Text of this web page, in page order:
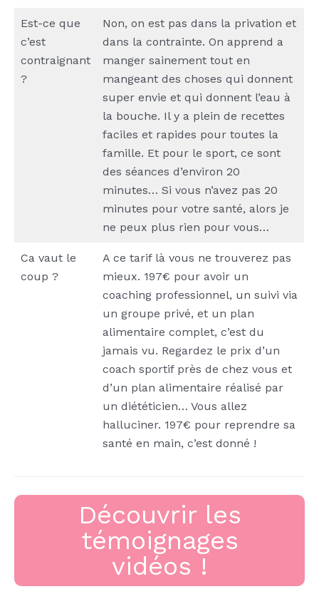
Est-ce que
c’est
contraignant
?
Non, on est pas dans la privation et
dans la contrainte. On apprend a
manger sainement tout en
mangeant des choses qui donnent
super envie et qui donnent l’eau à
la bouche. Il y a plein de recettes
faciles et rapides pour toutes la
famille. Et pour le sport, ce sont
des séances d’environ 20
minutes… Si vous n’avez pas 20
minutes pour votre santé, alors je
ne peux plus rien pour vous…
Ca vaut le
coup ?
A ce tarif là vous ne trouverez pas
mieux. 197€ pour avoir un
coaching professionnel, un suivi via
un groupe privé, et un plan
alimentaire complet, c’est du
jamais vu. Regardez le prix d’un
coach sportif près de chez vous et
d’un plan alimentaire réalisé par
un diététicien… Vous allez
halluciner. 197€ pour reprendre sa
santé en main, c’est donné !
Découvrir les
témoignages
vidéos !